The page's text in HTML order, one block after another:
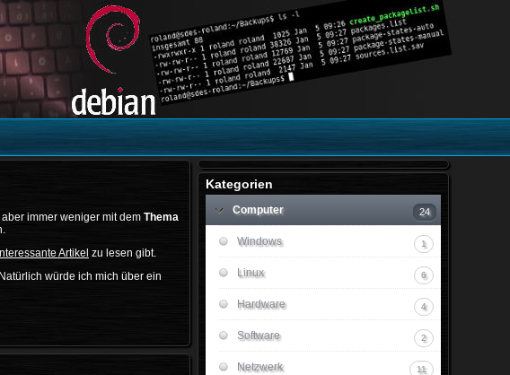
Kategorien
Computer 24
Windows 1
Linux 6
Hardware 4
Software 2
Netzwerk 11
immer weniger mit dem Thema
Artikel zu lesen gibt.
würde ich mich über ein